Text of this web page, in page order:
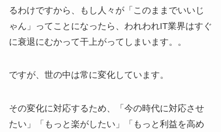
るわけですから、もし人々が「このままでいいじ
ゃん」ってことになったら、われわれIT業界はすぐ
に衰退にむかって干上がってしまいます。。
ですが、世の中は常に変化しています。
その変化に対応するため、「今の時代に対応させ
たい」「もっと楽がしたい」「もっと利益を高め